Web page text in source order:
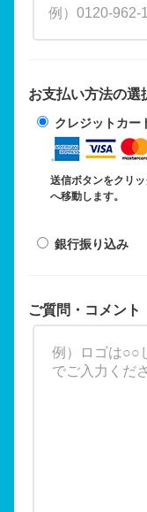
お支払い方法の選
クレジットカー
送信ボタンをクリ
へ移動します。
銀行振り込み
ご質問・コメント